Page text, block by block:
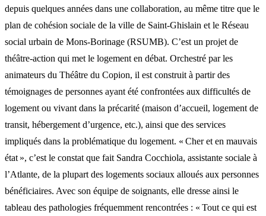
depuis quelques années dans une collaboration, au même titre que le
plan de cohésion sociale de la ville de Saint-Ghislain et le Réseau
social urbain de Mons-Borinage (RSUMB). C’est un projet de
théâtre-action qui met le logement en débat. Orchestré par les
animateurs du Théâtre du Copion, il est construit à partir des
témoignages de personnes ayant été confrontées aux difficultés de
logement ou vivant dans la précarité (maison d’accueil, logement de
transit, hébergement d’urgence, etc.), ainsi que des services
impliqués dans la problématique du logement. « Cher et en mauvais
état », c’est le constat que fait Sandra Cocchiola, assistante sociale à
l’Atlante, de la plupart des logements sociaux alloués aux personnes
bénéficiaires. Avec son équipe de soignants, elle dresse ainsi le
tableau des pathologies fréquemment rencontrées : « Tout ce qui est